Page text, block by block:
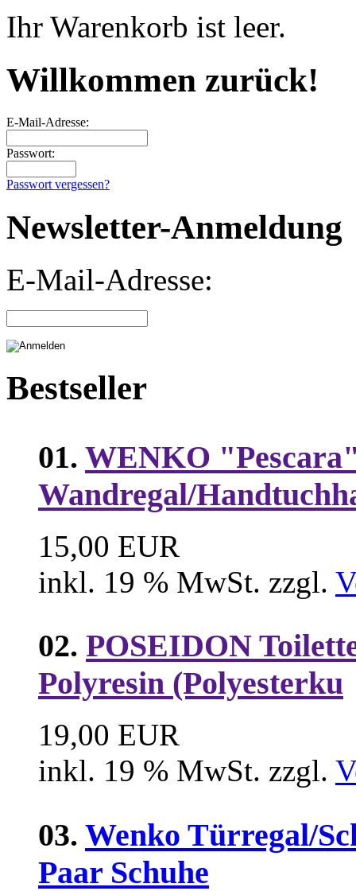
Ihr Warenkorb ist leer.
Willkommen zurück!
E-Mail-Adresse:
Passwort:
Passwort vergessen?
Newsletter-Anmeldung
E-Mail-Adresse:
Bestseller
01. WENKO
Wandregal/
15,00 EUR
inkl. 19 % MwSt. zzgl.
02. POSEIDON
Polyresin (Polyesterku
19,00 EUR
inkl. 19 % MwSt. zzgl.
03. Wenko Türregal/
Paar Schuhe